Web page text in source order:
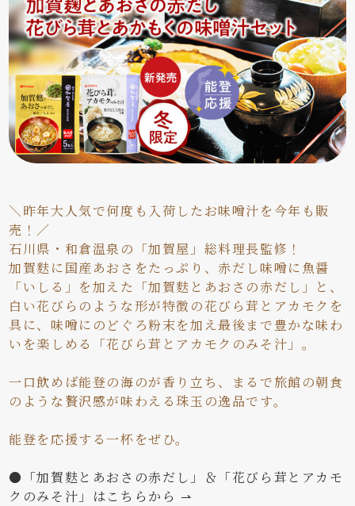
＼昨年大人気で何度も入荷したお味噌汁を今年も販
売！／
石川県・和倉温泉の「加賀屋」総料理長監修！
加賀麩に国産あおさをたっぷり、赤だし味噌に魚醤
「いしる」を加えた「加賀麩とあおさの赤だし」と、
白い花びらのような形が特徴の花びら茸とアカモクを
具に、味噌にのどぐろ粉末を加え最後まで豊かな味わ
いを楽しめる「花びら茸とアカモクのみそ汁」。
一口飲めば能登の海のが香り立ち、まるで旅館の朝食
のような贅沢感が味わえる珠玉の逸品です。
能登を応援する一杯をぜひ。
●「加賀麩とあおさの赤だし」＆「花びら茸とアカモ
クのみそ汁」はこちらから ⇀